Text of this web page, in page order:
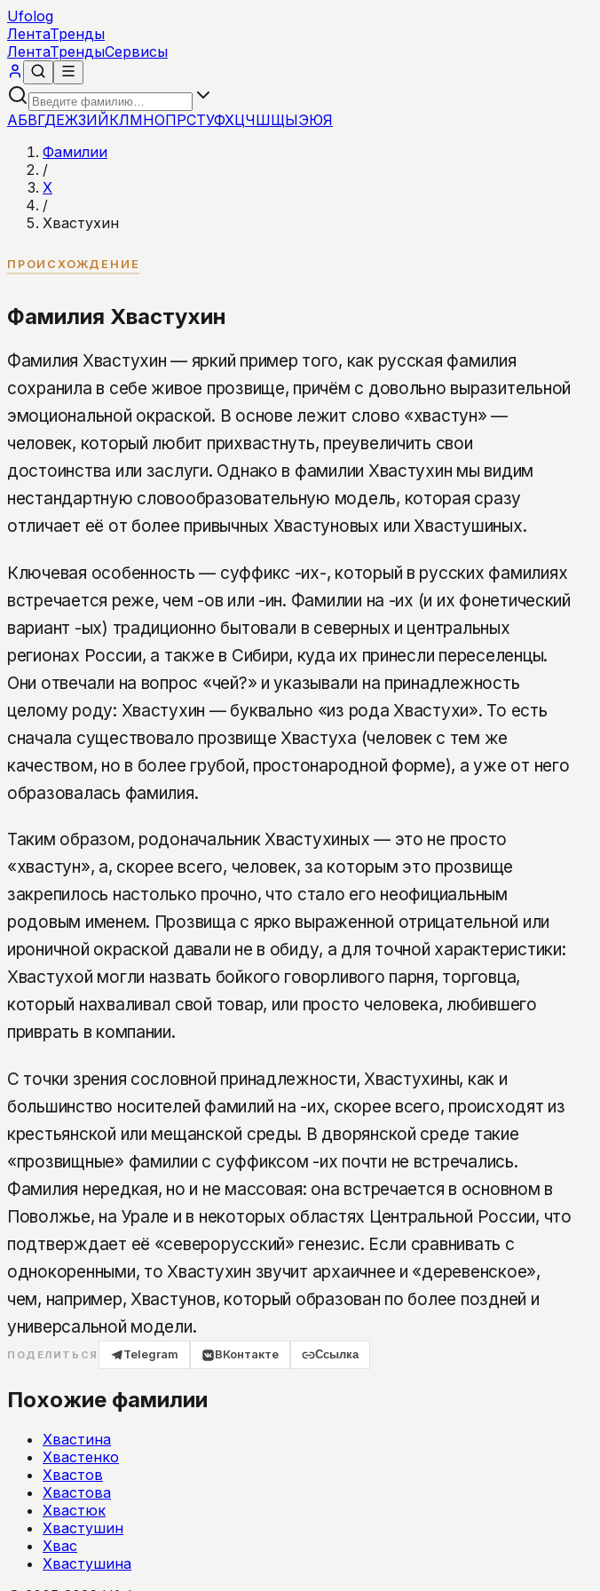
Ufolog
ЛентаТренды
ЛентаТрендыСервисы
АБВГДЕЖЗИЙКЛМНОПРСТУФХЦЧШЩЫЭЮЯ
Фамилии
/
Х
/
Хвастухин
ПРОИСХОЖДЕНИЕ
Фамилия Хвастухин
Фамилия Хвастухин — яркий пример того, как русская фамилия
сохранила в себе живое прозвище, причём с довольно выразительной
эмоциональной окраской. В основе лежит слово «хвастун» —
человек, который любит прихвастнуть, преувеличить свои
достоинства или заслуги. Однако в фамилии Хвастухин мы видим
нестандартную словообразовательную модель, которая сразу
отличает её от более привычных Хвастуновых или Хвастушиных.
Ключевая особенность — суффикс -их-, который в русских фамилиях
встречается реже, чем -ов или -ин. Фамилии на -их (и их фонетический
вариант -ых) традиционно бытовали в северных и центральных
регионах России, а также в Сибири, куда их принесли переселенцы.
Они отвечали на вопрос «чей?» и указывали на принадлежность
целому роду: Хвастухин — буквально «из рода Хвастухи». То есть
сначала существовало прозвище Хвастуха (человек с тем же
качеством, но в более грубой, простонародной форме), а уже от него
образовалась фамилия.
Таким образом, родоначальник Хвастухиных — это не просто
«хвастун», а, скорее всего, человек, за которым это прозвище
закрепилось настолько прочно, что стало его неофициальным
родовым именем. Прозвища с ярко выраженной отрицательной или
ироничной окраской давали не в обиду, а для точной характеристики:
Хвастухой могли назвать бойкого говорливого парня, торговца,
который нахваливал свой товар, или просто человека, любившего
приврать в компании.
С точки зрения сословной принадлежности, Хвастухины, как и
большинство носителей фамилий на -их, скорее всего, происходят из
крестьянской или мещанской среды. В дворянской среде такие
«прозвищные» фамилии с суффиксом -их почти не встречались.
Фамилия нередкая, но и не массовая: она встречается в основном в
Поволжье, на Урале и в некоторых областях Центральной России, что
подтверждает её «северорусский» генезис. Если сравнивать с
однокоренными, то Хвастухин звучит архаичнее и «деревенское»,
чем, например, Хвастунов, который образован по более поздней и
универсальной модели.
ПОДЕЛИТЬСЯ Telegram ВКонтакте Ссылка
Похожие фамилии
Хвастина
Хвастенко
Хвастов
Хвастова
Хвастюк
Хвастушин
Хвас
Хвастушина